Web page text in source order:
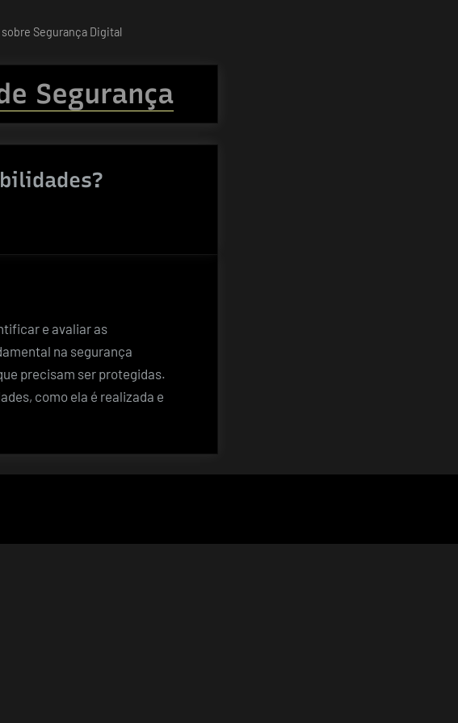
Segurança Digital
Segurança
e avaliar as
na segurança
precisam ser protegidas.
como ela é realizada e